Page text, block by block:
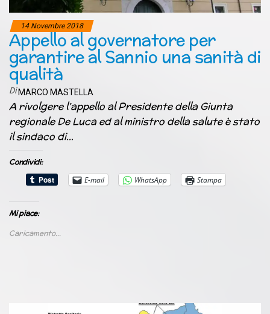
14 Novembre 2018
Appello al governatore per
garantire al Sannio una sanità di
qualità
Di MARCO MASTELLA
A rivolgere l’appello al Presidente della Giunta
regionale De Luca ed al ministro della salute è stato
il sindaco di…
Condividi:
E-mail
WhatsApp Stampa
Mi piace:
Caricamento...